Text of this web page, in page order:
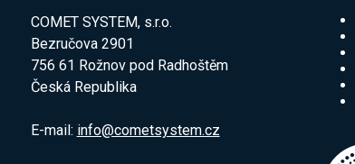
COMET SYSTEM, s.r.o.
Bezručova 2901
756 61 Rožnov pod Radhoštěm
Česká Republika
E-mail: info@cometsystem.cz